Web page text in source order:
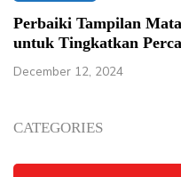
Perbaiki Tampilan
untuk Tingkatkan
December 12, 2024
CATEGORIES